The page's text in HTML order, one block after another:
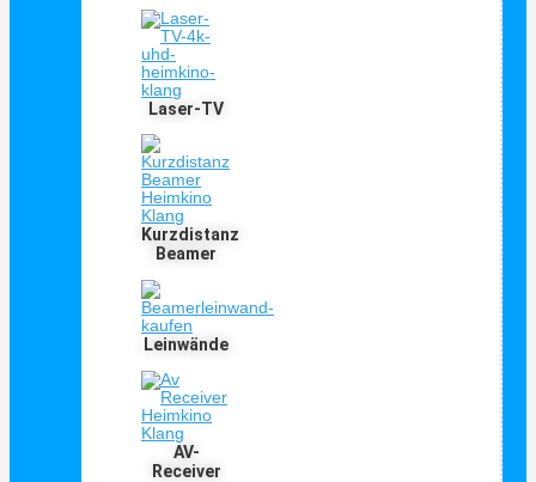
Laser-TV
Kurzdistanz
Beamer
Leinwände
AV-
Receiver